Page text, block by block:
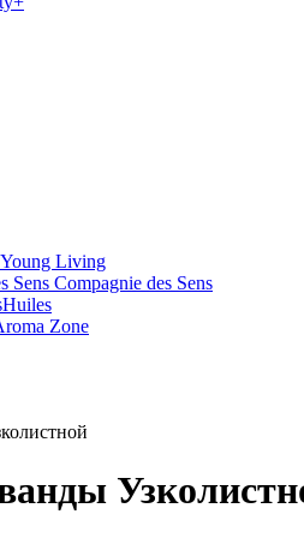
Young Living
Compagnie des Sens
Zone